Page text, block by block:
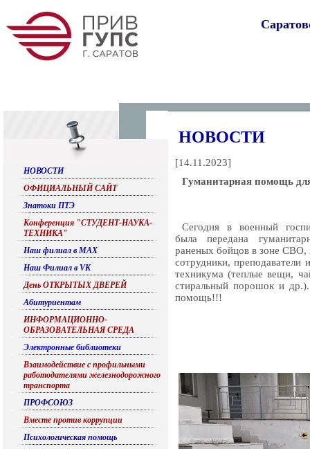
НОВОСТИ
ОФИЦИАЛЬНЫЙ САЙТ
Знатоки ПТЭ
Конференция "СТУДЕНТ-НАУКА-
ТЕХНИКА"
Наш филиал в МАХ
Наш Филиал в VK
День ОТКРЫТЫХ ДВЕРЕЙ
Абитуриентам
ИНФОРМАЦИОННО-
ОБРАЗОВАТЕЛЬНАЯ СРЕДА
Электронные библиотеки
Взаимодействие с профильными
работодателями железнодорожного
транспорта
ПРОФСОЮЗ
Вместе против коррупции
Психологическая помощь
НОВОСТИ
[14.11.2023]
Гуманитарная помощь
Сегодня в военный
была передана
раненых бойцов в зоне СВО,
сотрудники, преподаватели
техникума (теплые вещи,
стиральный порошок и
помощь!!!